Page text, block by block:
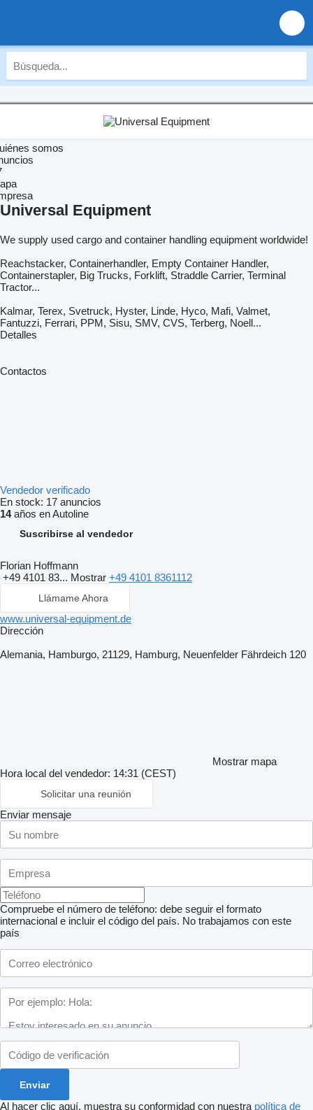
somos
Universal Equipment
We supply used cargo and container handling equipment worldwide!
Reachstacker, Containerhandler, Empty Container Handler,
Containerstapler, Big Trucks, Forklift, Straddle Carrier, Terminal
Tractor...
Kalmar, Terex, Svetruck, Hyster, Linde, Hyco, Mafi, Valmet,
Fantuzzi, Ferrari, PPM, Sisu, SMV, CVS, Terberg, Noell...
Detalles
Contactos
Vendedor verificado
En stock: 17 anuncios
14años en Autoline
Suscribirse al vendedor
Florian Hoffmann
+49 4101 83... Mostrar +49 4101 8361112
Llámame Ahora
www.universal-equipment.de
Dirección
Alemania, Hamburgo, 21129, Hamburg, Neuenfelder Fährdeich 120
Mostrar mapa
Hora local del vendedor: 14:31 (CEST)
Solicitar una reunión
Enviar mensaje
Compruebe el número de teléfono: debe seguir el formato
internacional e incluir el código del país. No trabajamos con este
país
Al hacer clic aquí, muestra su conformidad con nuestra política de